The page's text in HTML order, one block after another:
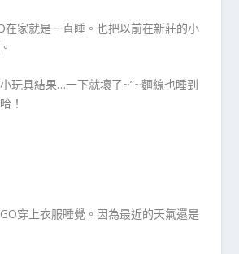
在家就是一直睡。也把以前在新莊的小
玩具結果…一下就壞了~”~麵線也睡到
！
穿上衣服睡覺。因為最近的天氣還是